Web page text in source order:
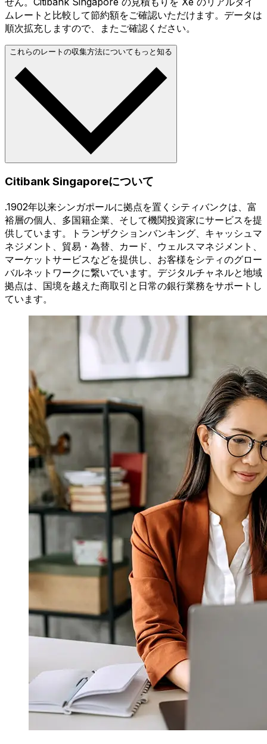
ムレートと比較して節約額をご確認いただけます。データは
順次拡充しますので、またご確認ください。
これらのレートの収集方法についてもっと知る
Citibank Singaporeについて
.1902年以来シンガポールに拠点を置くシティバンクは、富
裕層の個人、多国籍企業、そして機関投資家にサービスを提
供しています。トランザクションバンキング、キャッシュマ
ネジメント、貿易・為替、カード、ウェルスマネジメント、
マーケットサービスなどを提供し、お客様をシティのグロー
バルネットワークに繋いでいます。デジタルチャネルと地域
拠点は、国境を越えた商取引と日常の銀行業務をサポートし
ています。